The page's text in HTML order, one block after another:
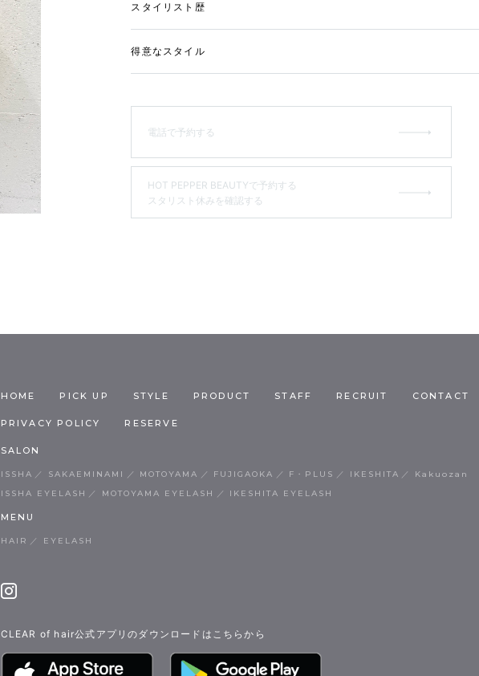
スタイリスト歴
得意なスタイル
電話で予約する
HOT PEPPER BEAUTYで予約する
スタリスト休みを確認する
HOME PICK UP STYLE PRODUCT STAFF RECRUIT CONTACT
PRIVACY POLICY RESERVE
SALON
ISSHA SAKAEMINAMI MOTOYAMA FUJIGAOKA F・PLUS IKESHITA
Kakuozan
ISSHA EYELASH
MOTOYAMA EYELASH IKESHITA EYELASH
MENU
HAIR EYELASH
CLEAR of hair公式アプリのダウンロードはこちらから